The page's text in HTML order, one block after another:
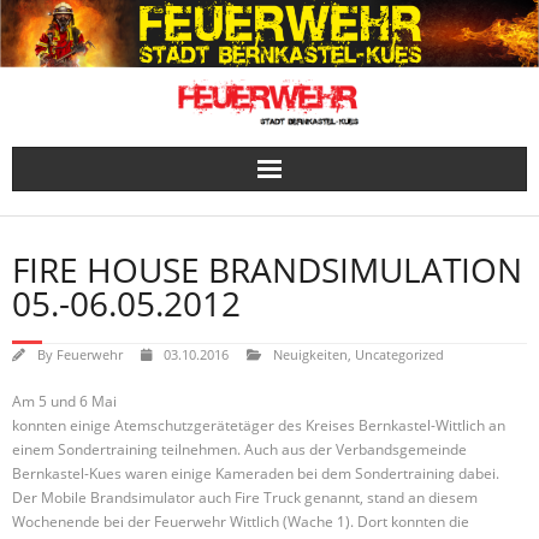
Skip
to
content
FIRE HOUSE BRANDSIMULATION
05.-06.05.2012
By Feuerwehr 03.10.2016 Neuigkeiten Uncategorized
Am 5 und 6 Mai
konnten einige Atemschutzgerätetäger des Kreises Bernkastel-Wittlich an
einem Sondertraining teilnehmen. Auch aus der Verbandsgemeinde
Bernkastel-Kues waren einige Kameraden bei dem Sondertraining dabei.
Der Mobile Brandsimulator auch Fire Truck genannt, stand an diesem
Wochenende bei der Feuerwehr Wittlich (Wache 1). Dort konnten die